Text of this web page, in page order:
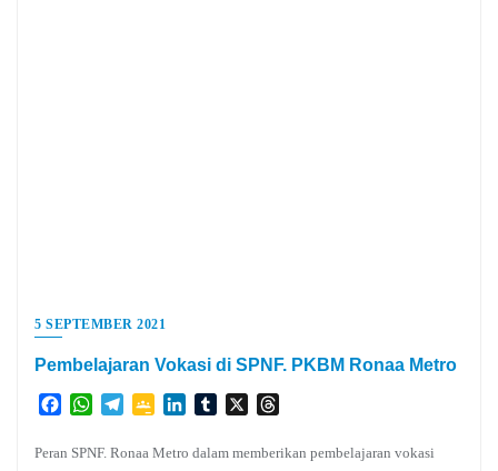
5 SEPTEMBER 2021
Pembelajaran Vokasi di SPNF. PKBM Ronaa Metro
FacebookWhatsApp
TelegramGoogleLinkedInTumblr
X
Peran SPNF. Ronaa Metro dalam memberikan pembelajaran vokasi